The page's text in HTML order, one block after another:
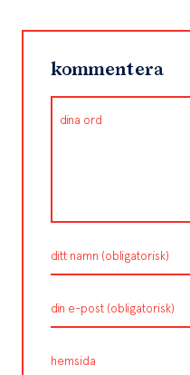
kommentera